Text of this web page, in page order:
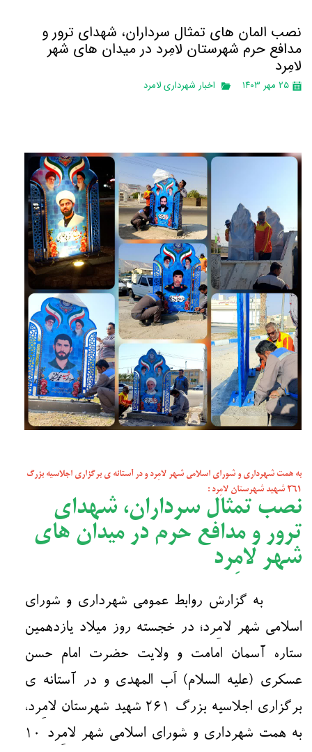
نصب المان های تمثال سرداران، شهدای ترور و
مدافع حرم شهرستان لامِرد در میدان های شهر
لامِرد
۲۵ مهر ۱۴۰۳ اخبار شهرداری لامرد
به همت شهرداری و شورای اسلامی شهر لامِرد و در آستانه ی برگزاری اجلاسیه بزرگ
۲۶۱ شهید شهرستان لامِرد :
نصب تمثال سرداران، شهدای
ترور و مدافع حرم در میدان های
شهر لامِرد
به گزارش روابط عمومی شهرداری و شورای
اسلامی شهر لامِرد؛ در خجسته روز میلاد یازدهمین
ستاره آسمان امامت و ولایت حضرت امام حسن
عسکری (علیه السلام) اَب المهدی و در آستانه ی
برگزاری اجلاسیه بزرگ ۲۶۱ شهید شهرستان لامِرد،
به همت شهرداری و شورای اسلامی شهر لامِرد ۱۰